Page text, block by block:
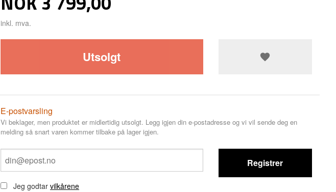
inkl. mva.
Utsolgt
E-postvarsling
Vi beklager, men produktet er midlertidig utsolgt. Legg igjen din e-postadresse og vi vil sende deg en
melding så snart varen kommer tilbake på lager igjen.
Jeg godtar vilkårene
Registrer